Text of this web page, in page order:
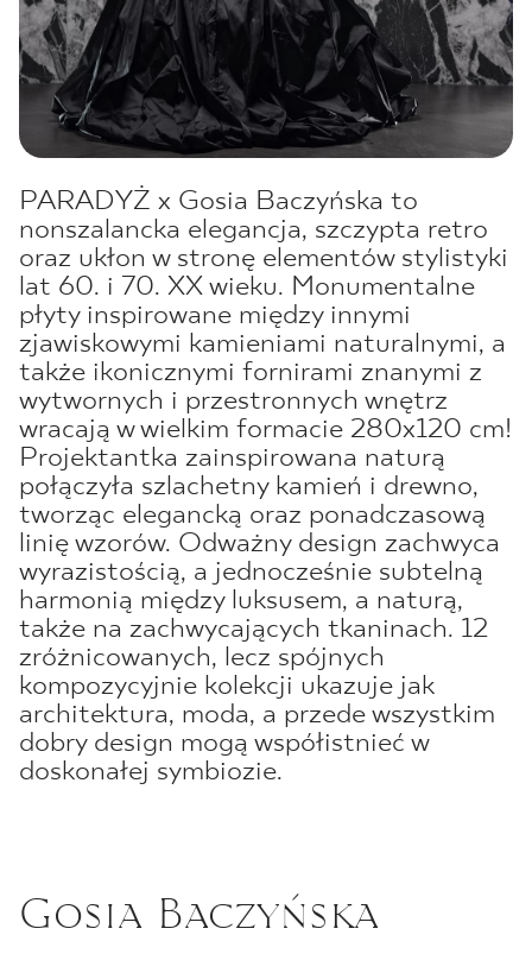
PARADYŻ x Gosia Baczyńska to
nonszalancka elegancja, szczypta retro
oraz ukłon w stronę elementów stylistyki
lat 60. i 70. XX wieku. Monumentalne
płyty inspirowane między innymi
zjawiskowymi kamieniami naturalnymi, a
także ikonicznymi fornirami znanymi z
wytwornych i przestronnych wnętrz
wracają w wielkim formacie 280x120 cm!
Projektantka zainspirowana naturą
połączyła szlachetny kamień i drewno,
tworząc elegancką oraz ponadczasową
linię wzorów. Odważny design zachwyca
wyrazistością, a jednocześnie subtelną
harmonią między luksusem, a naturą,
także na zachwycających tkaninach. 12
zróżnicowanych, lecz spójnych
kompozycyjnie kolekcji ukazuje jak
architektura, moda, a przede wszystkim
dobry design mogą współistnieć w
doskonałej symbiozie.
Gosia Baczyńska